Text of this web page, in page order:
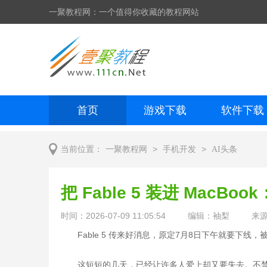
一聚教程网：一个值得你收藏的教程网站
首页 游戏下载 软件下载
当前位置： 一聚教程网 > 手机开发 > AI头条
把 Fable 5 装进 MacBook
时间：2026-07-09 11:05:54 编辑：袖梨
来
Fable 5 传来好消息，原定7月8日下午就要下线，
这短短的几天，已经让许多人爱上却又要失去。不